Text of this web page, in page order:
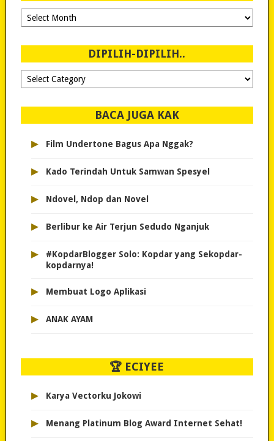
Ngeblog
Sejak
DIPILIH-DIPILIH..
Dipilih-
dipilih..
BACA JUGA KAK
▸ Film Undertone Bagus Apa Nggak?
▸ Kado Terindah Untuk Samwan Spesyel
▸ Ndovel, Ndop dan Novel
▸ Berlibur ke Air Terjun Sedudo Nganjuk
▸
#KopdarBlogger Solo: Kopdar yang Sekopdar-
kopdarnya!
▸ Membuat Logo Aplikasi
▸ ANAK AYAM
🏆 ECIYEE
▸ Karya Vectorku Jokowi
▸ Menang Platinum Blog Award Internet Sehat!